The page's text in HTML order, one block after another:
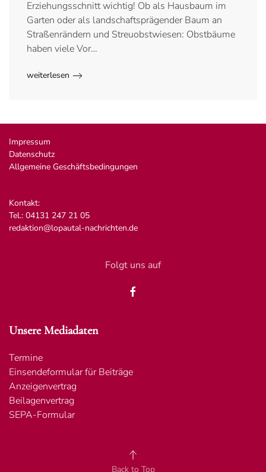
Erziehungsschnitt wichtig! Ob als Hausbaum im
Garten oder als landschaftsprägender Baum an
Straßenrändern und Streuobstwiesen: Obstbäume
haben viele Vor…
weiterlesen
Impressum
Datenschutz
Allgemeine Geschäftsbedingungen
Kontakt:
Tel.: 04131 247 21 05
redaktion@lopautal-nachrichten.de
Folgt uns auf
Unsere Mediadaten
Termine
Einsendeformular für Beiträge
Anzeigenvertrag
Beilagenvertrag
SEPA-Formular
Back to Top